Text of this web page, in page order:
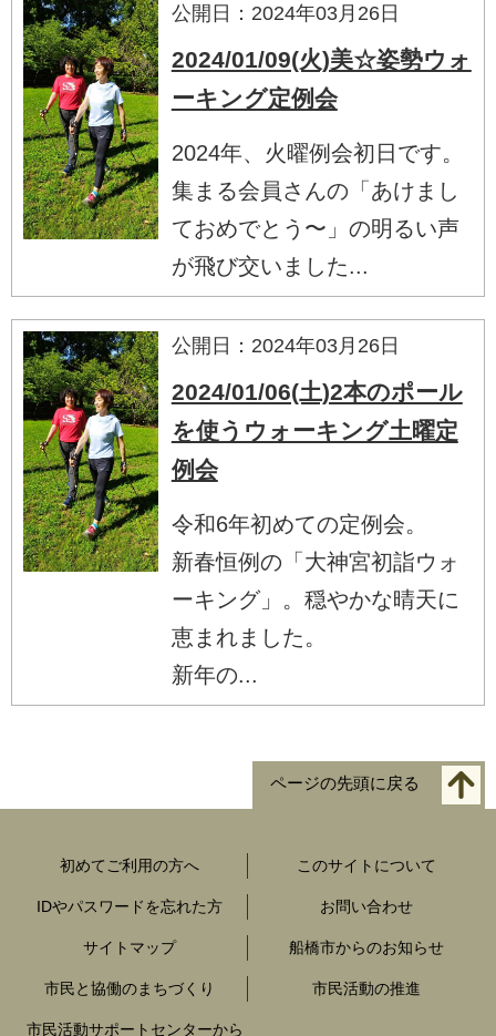
公開日：2024年03月26日
2024/01/09(火)美☆姿勢ウォ
ーキング定例会
2024年、火曜例会初日です。
集まる会員さんの「あけまし
ておめでとう〜」の明るい声
が飛び交いました...
公開日：2024年03月26日
2024/01/06(土)2本のポール
を使うウォーキング土曜定
例会
令和6年初めての定例会。
新春恒例の「大神宮初詣ウォ
ーキング」。穏やかな晴天に
恵まれました。
新年の...
ページの先頭に戻る
初めてご利用の方へ このサイトについて
IDやパスワードを忘れた方 お問い合わせ
サイトマップ 船橋市からのお知らせ
市民と協働のまちづくり 市民活動の推進
市民活動サポートセンターから